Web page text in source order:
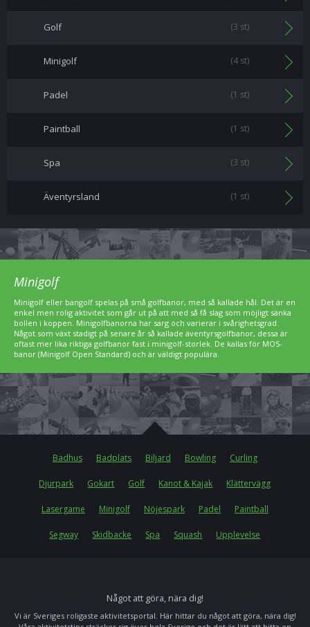
Golf (3 st)
Minigolf (4 st)
Padel (1 st)
Paintball (1 st)
Spa (3 st)
Äventyrsland (1 st)
Minigolf
Minigolf eller bangolf spelas på små golfbanor, med så kallade hål. Det är en
enkel men rolig aktivitet som går ut på att med så få slag som möjligt sänka
bollen i koppen. Minigolfbanorna har sarg och varierar i svårighetsgrad.
Något som växt stadigt på senare år så kallade äventyrsgolfbanor, dessa är
oftast mer lika riktiga golfbanor fast i minigolf-storlek. De kallas för MOS-
banor (Minigolf Open Standard) och är väldigt populära.
Badhus Badplats Biljard Bowling Curling
Djurpark Gokart Golf Kanot & Kajak Klättervägg
Lasergame Minigolf Nöjespark Padel Paintball
Segway Skidbacke Spa Squash Upplevelse
Något att göra, nära dig!
Vi är Sveriges roligaste aktivitetsportal. Här hittar du något att göra, nära dig!